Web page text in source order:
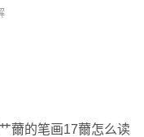
薾的笔画17薾怎么读